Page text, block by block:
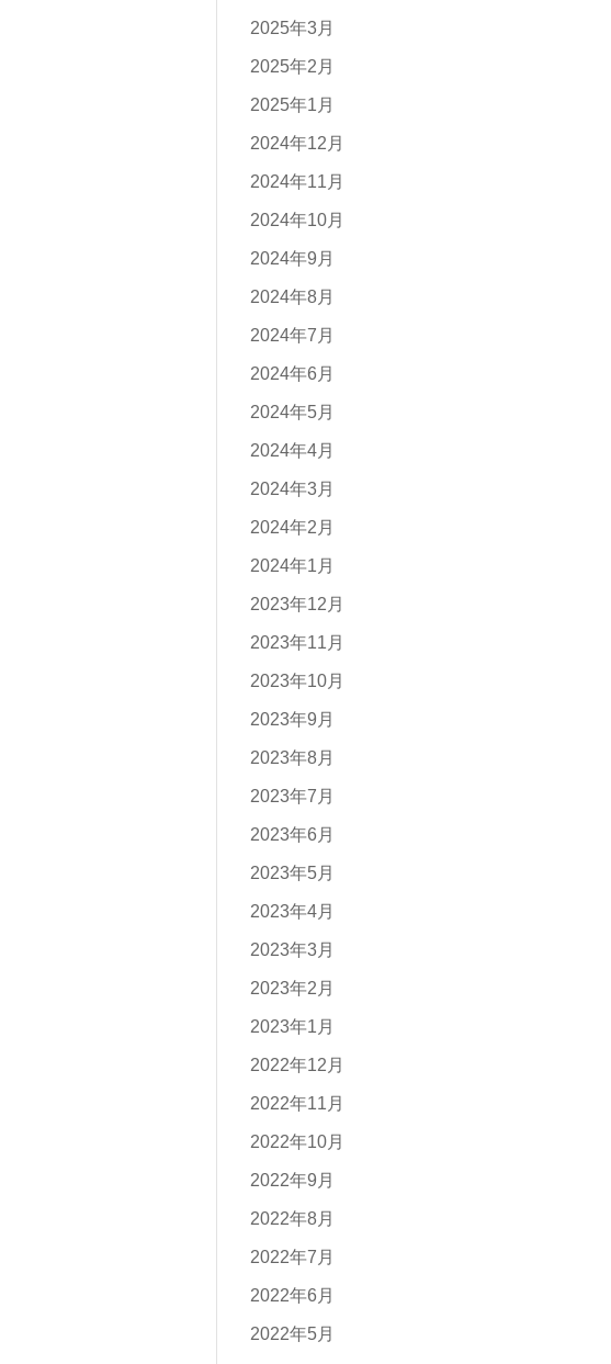
2025年3月
2025年2月
2025年1月
2024年12月
2024年11月
2024年10月
2024年9月
2024年8月
2024年7月
2024年6月
2024年5月
2024年4月
2024年3月
2024年2月
2024年1月
2023年12月
2023年11月
2023年10月
2023年9月
2023年8月
2023年7月
2023年6月
2023年5月
2023年4月
2023年3月
2023年2月
2023年1月
2022年12月
2022年11月
2022年10月
2022年9月
2022年8月
2022年7月
2022年6月
2022年5月